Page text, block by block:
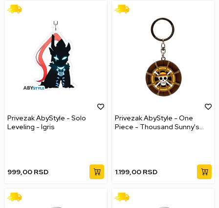
Privezak AbyStyle - Solo
Leveling - Igris
999,00 RSD
Privezak AbyStyle - One
Piece - Thousand Sunny's
1.199,00 RSD